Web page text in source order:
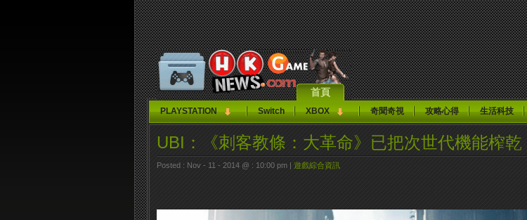
首頁
PLAYSTATION Switch XBOX 奇聞奇視 攻略心得 生活科技
UBI：《刺客教條：大革命》已把次世代機能榨乾
Posted : Nov - 11 - 2014 @ : 10:00 pm | 遊戲綜合資訊